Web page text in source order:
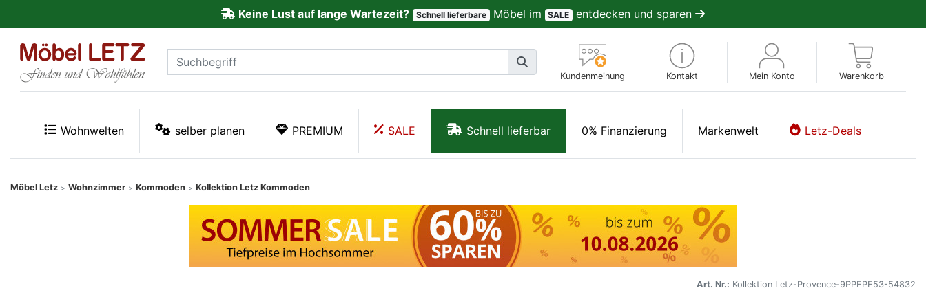
Keine Lust auf lange Wartezeit? Schnell lieferbare Möbel im SALE entdecken und sparen
Kundenmeinung Kontakt Mein Konto Warenkorb
Wohnwelten selber planen PREMIUM SALE Schnell lieferbar 0% Finanzierung Markenwelt Letz-Deals
Möbel Letz > Wohnzimmer > Kommoden > Kollektion Letz Kommoden
Art. Nr.: Kollektion Letz-Provence-9PPEPE53-54832
Kundenmeinungen
PREMIUM
Schnell